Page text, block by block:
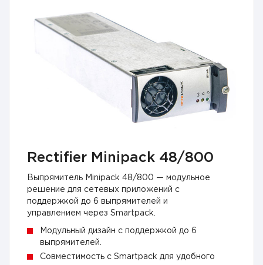
Rectifier Minipack 48/800
Выпрямитель Minipack 48/800 — модульное
решение для сетевых приложений с
поддержкой до 6 выпрямителей и
управлением через Smartpack.
Модульный дизайн с поддержкой до 6
выпрямителей.
Совместимость с Smartpack для удобного